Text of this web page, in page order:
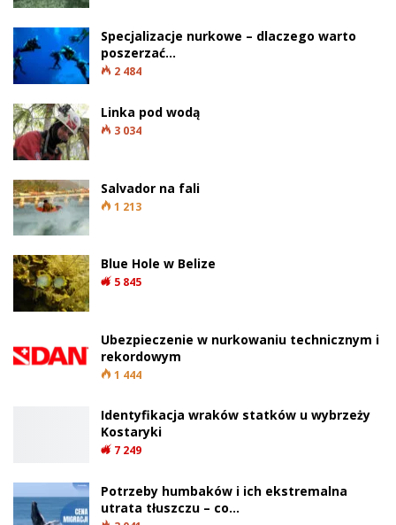
Specjalizacje nurkowe – dlaczego warto
poszerzać…
2 484
Linka pod wodą
3 034
Salvador na fali
1 213
Blue Hole w Belize
5 845
Ubezpieczenie w nurkowaniu technicznym i
rekordowym
1 444
Identyfikacja wraków statków u wybrzeży
Kostaryki
7 249
Potrzeby humbaków i ich ekstremalna
utrata tłuszczu – co…